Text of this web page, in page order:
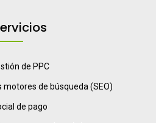
de PPC
motores de búsqueda (SEO)
de pago